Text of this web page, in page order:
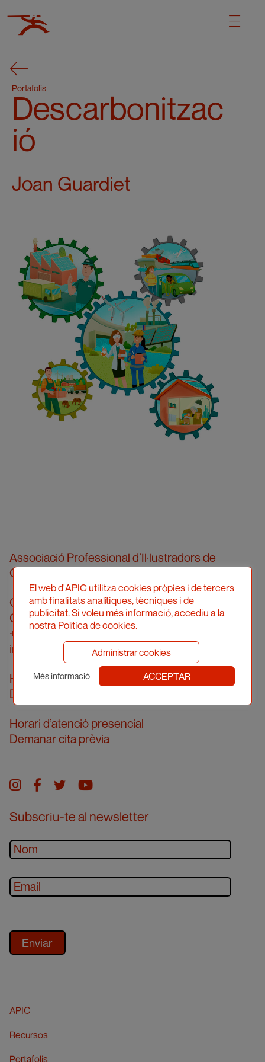
Portafolis
Descarbonitzac
ió
Joan Guardiet
Associació Professional d’Il·lustradors de
Catalunya
Carrer Londres, 96, pral. 2a
08036 Barcelona
+34 934 161 474
info@apic.cat
Horari d’atenció telefònica
De dilluns a divendres de 10 a 14h
Horari d’atenció presencial
Demanar cita prèvia
Instagram
facebook
twitteryoutube
Subscriu-te al newsletter
APIC
Recursos
Portafolis
El web d'APIC utilitza cookies pròpies i de tercers
amb finalitats analítiques, tècniques i de
publicitat. Si voleu més informació, accediu a la
nostra Política de cookies.
Administrar cookies
Més informació ACCEPTAR